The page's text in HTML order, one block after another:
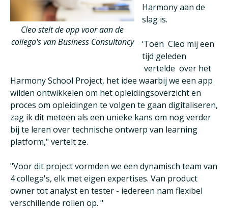
Cleo stelt de app voor aan de
collega's van Business Consultancy
Harmony aan de
slag is.
‘Toen Cleo mij een
tijd geleden
vertelde over het
Harmony School Project, het idee waarbij we een app
wilden ontwikkelen om het opleidingsoverzicht en
proces om opleidingen te volgen te gaan digitaliseren,
zag ik dit meteen als een unieke kans om nog verder
bij te leren over technische ontwerp van learning
platform," vertelt ze.
"Voor dit project vormden we een dynamisch team van
4 collega's, elk met eigen expertises. Van product
owner tot analyst en tester - iedereen nam flexibel
verschillende rollen op. "